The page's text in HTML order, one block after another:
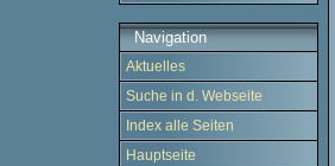
Navigation
Aktuelles
Suche in d. Webseite
Index alle Seiten
Hauptseite